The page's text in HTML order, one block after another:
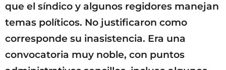
que el síndico y algunos regidores manejan
temas políticos. No justificaron como
corresponde su inasistencia. Era una
convocatoria muy noble, con puntos